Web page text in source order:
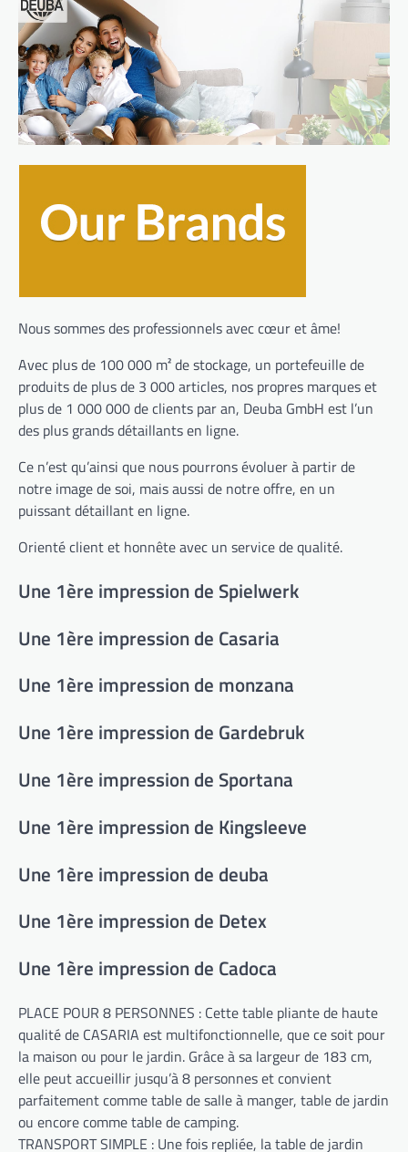
Nous sommes des professionnels avec cœur et âme!
Avec plus de 100 000 m² de stockage, un portefeuille de
produits de plus de 3 000 articles, nos propres marques et
plus de 1 000 000 de clients par an, Deuba GmbH est l’un
des plus grands détaillants en ligne.
Ce n’est qu’ainsi que nous pourrons évoluer à partir de
notre image de soi, mais aussi de notre offre, en un
puissant détaillant en ligne.
Orienté client et honnête avec un service de qualité.
Une 1ère impression de Spielwerk
Une 1ère impression de Casaria
Une 1ère impression de monzana
Une 1ère impression de Gardebruk
Une 1ère impression de Sportana
Une 1ère impression de Kingsleeve
Une 1ère impression de deuba
Une 1ère impression de Detex
Une 1ère impression de Cadoca
PLACE POUR 8 PERSONNES : Cette table pliante de haute
qualité de CASARIA est multifonctionnelle, que ce soit pour
la maison ou pour le jardin. Grâce à sa largeur de 183 cm,
elle peut accueillir jusqu’à 8 personnes et convient
parfaitement comme table de salle à manger, table de jardin
ou encore comme table de camping.
TRANSPORT SIMPLE : Une fois repliée, la table de jardin